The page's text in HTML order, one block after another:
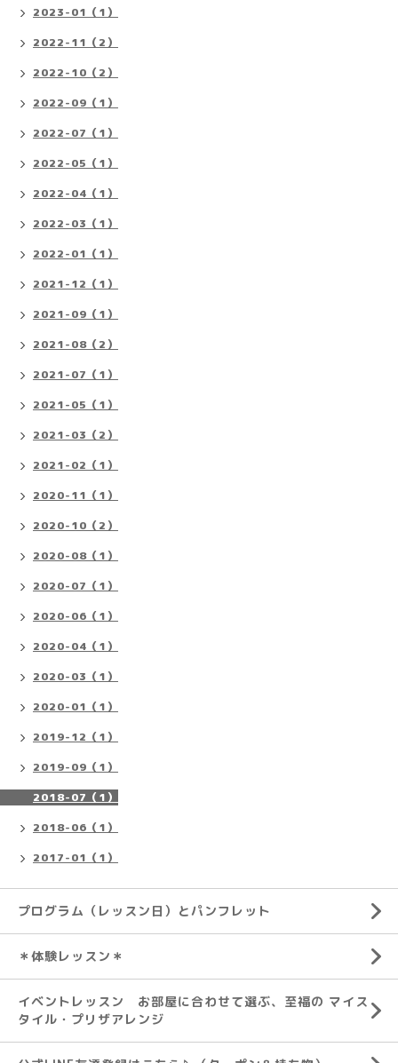
2023-01（1）
2022-11（2）
2022-10（2）
2022-09（1）
2022-07（1）
2022-05（1）
2022-04（1）
2022-03（1）
2022-01（1）
2021-12（1）
2021-09（1）
2021-08（2）
2021-07（1）
2021-05（1）
2021-03（2）
2021-02（1）
2020-11（1）
2020-10（2）
2020-08（1）
2020-07（1）
2020-06（1）
2020-04（1）
2020-03（1）
2020-01（1）
2019-12（1）
2019-09（1）
2018-07（1）
2018-06（1）
2017-01（1）
プログラム（レッスン日）とパンフレット
＊体験レッスン＊
イベントレッスン お部屋に合わせて選ぶ、至福の マイス
タイル・プリザアレンジ